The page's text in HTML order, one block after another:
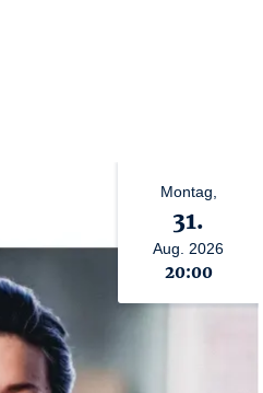
Montag,
31.
Aug. 2026
20:00